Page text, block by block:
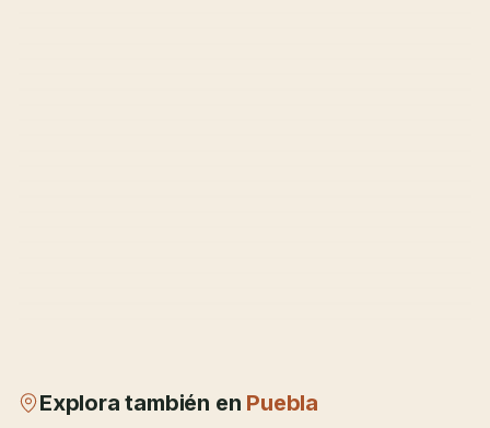
Explora también en Puebla